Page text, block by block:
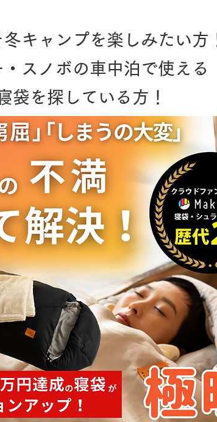
冬キャンプを楽しみたい方
・スノボの車中泊で使える
袋を探している方！